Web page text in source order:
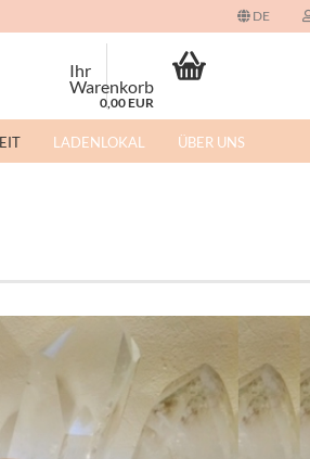
DE
Ihr
Warenkorb
0,00 EUR
LADENLOKAL ÜBER UNS